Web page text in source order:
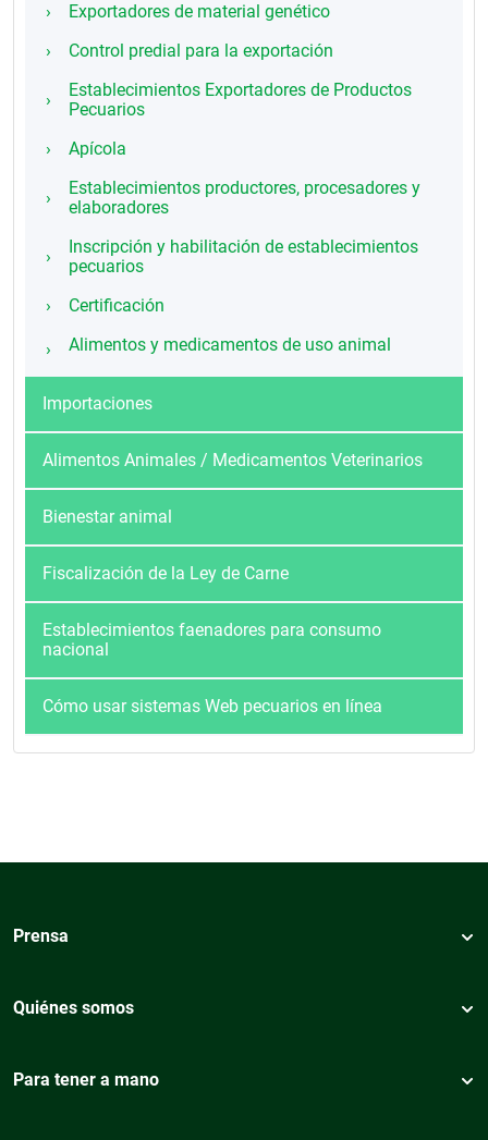
Exportadores de material genético
Control predial para la exportación
Establecimientos Exportadores de Productos
Pecuarios
Apícola
Establecimientos productores, procesadores y
elaboradores
Inscripción y habilitación de establecimientos
pecuarios
Certificación
Alimentos y medicamentos de uso animal
Importaciones
Alimentos Animales / Medicamentos Veterinarios
Bienestar animal
Fiscalización de la Ley de Carne
Establecimientos faenadores para consumo
nacional
Cómo usar sistemas Web pecuarios en línea
Prensa
Quiénes somos
Para tener a mano